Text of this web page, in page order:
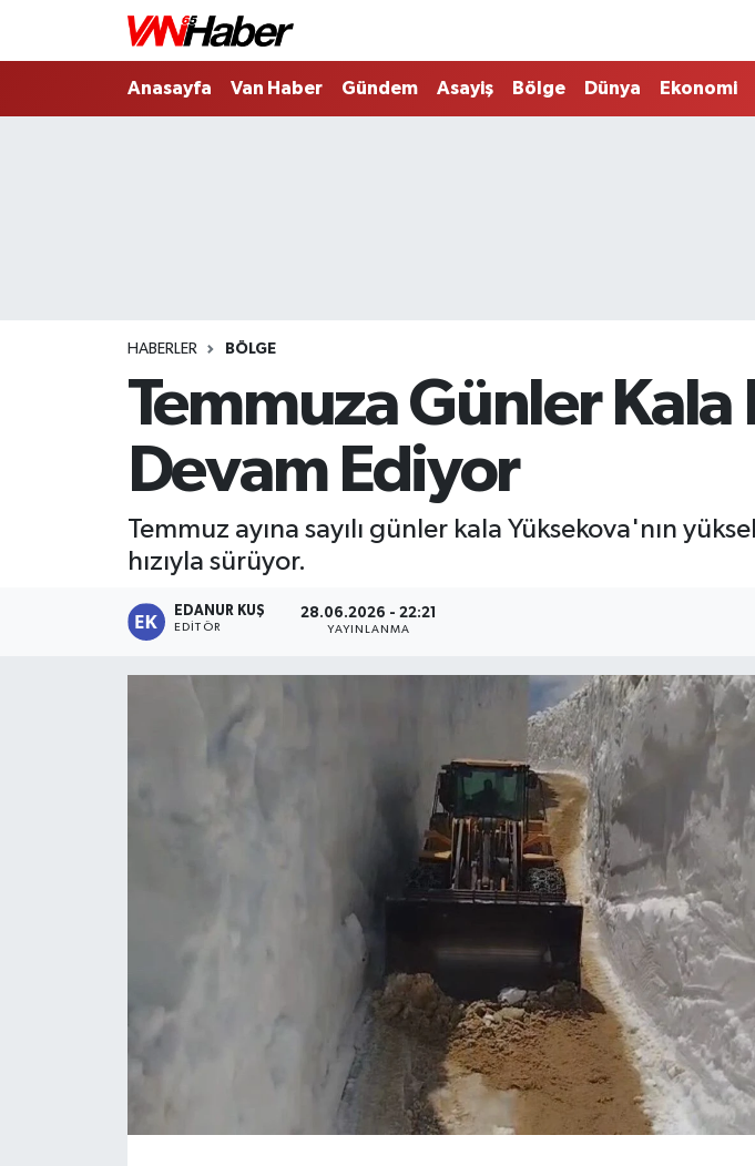
Anasayfa Van Haber Gündem Asayiş Bölge Dünya Ekonomi
HABERLER BÖLGE
Temmuza Günler
Devam Ediyor
Temmuz ayına sayılı günler kala Yüksekova'nın
hızıyla sürüyor.
EDANUR KUŞ
EDITÖR
28.06.2026 - 22:21
YAYINLANMA
Nöbetçi Eczaneler
Haber Arşivi